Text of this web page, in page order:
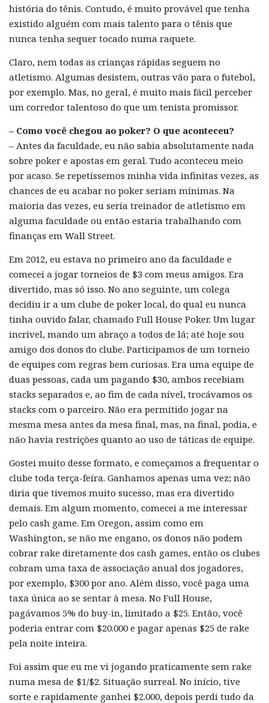
história do tênis. Contudo, é muito provável que tenha
existido alguém com mais talento para o tênis que
nunca tenha sequer tocado numa raquete.
Claro, nem todas as crianças rápidas seguem no
atletismo. Algumas desistem, outras vão para o futebol,
por exemplo. Mas, no geral, é muito mais fácil perceber
um corredor talentoso do que um tenista promissor.
– Como você chegou ao poker? O que aconteceu?
– Antes da faculdade, eu não sabia absolutamente nada
sobre poker e apostas em geral. Tudo aconteceu meio
por acaso. Se repetíssemos minha vida infinitas vezes, as
chances de eu acabar no poker seriam mínimas. Na
maioria das vezes, eu seria treinador de atletismo em
alguma faculdade ou então estaria trabalhando com
finanças em Wall Street.
Em 2012, eu estava no primeiro ano da faculdade e
comecei a jogar torneios de $3 com meus amigos. Era
divertido, mas só isso. No ano seguinte, um colega
decidiu ir a um clube de poker local, do qual eu nunca
tinha ouvido falar, chamado Full House Poker. Um lugar
incrível, mando um abraço a todos de lá; até hoje sou
amigo dos donos do clube. Participamos de um torneio
de equipes com regras bem curiosas. Era uma equipe de
duas pessoas, cada um pagando $30, ambos recebiam
stacks separados e, ao fim de cada nível, trocávamos os
stacks com o parceiro. Não era permitido jogar na
mesma mesa antes da mesa final, mas, na final, podia, e
não havia restrições quanto ao uso de táticas de equipe.
Gostei muito desse formato, e começamos a frequentar o
clube toda terça-feira. Ganhamos apenas uma vez; não
diria que tivemos muito sucesso, mas era divertido
demais. Em algum momento, comecei a me interessar
pelo cash game. Em Oregon, assim como em
Washington, se não me engano, os donos não podem
cobrar rake diretamente dos cash games, então os clubes
cobram uma taxa de associação anual dos jogadores,
por exemplo, $300 por ano. Além disso, você paga uma
taxa única ao se sentar à mesa. No Full House,
pagávamos 5% do buy-in, limitado a $25. Então, você
poderia entrar com $20.000 e pagar apenas $25 de rake
pela noite inteira.
Foi assim que eu me vi jogando praticamente sem rake
numa mesa de $1/$2. Situação surreal. No início, tive
sorte e rapidamente ganhei $2.000, depois perdi tudo da